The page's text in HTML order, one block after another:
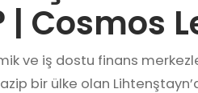
| Cosmos
ve iş dostu finans
bir ülke olan